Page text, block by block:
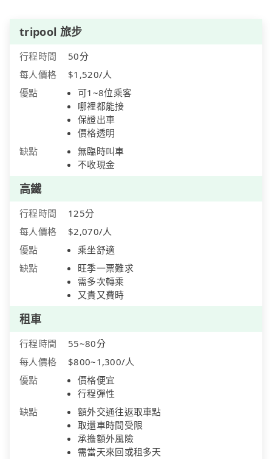
tripool 旅步
行程時間
50分
每人價格
$1,520/人
優點
可1~8位乘客
哪裡都能接
保證出車
價格透明
缺點
無臨時叫車
不收現金
高鐵
行程時間
125分
每人價格
$2,070/人
優點
乘坐舒適
缺點
旺季一票難求
需多次轉乘
又貴又費時
租車
行程時間
55~80分
每人價格
$800~1,300/人
優點
價格便宜
行程彈性
缺點
額外交通往返取車點
取還車時間受限
承擔額外風險
需當天來回或租多天